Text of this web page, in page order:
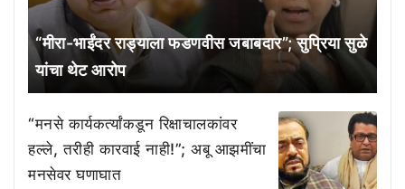
“मीरा-भाईंदर राड्याला फडणवीस जबाबदार”; सुप्रिया सुळे
यांचा थेट आरोप
“मनसे कार्यकर्त्यांकडून रिक्षाचालकांवर
हल्ले, तरीही कारवाई नाही!”; अबू आझमींचा
मनसेवर घणाघात